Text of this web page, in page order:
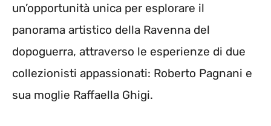
un’opportunità unica per esplorare il
panorama artistico della Ravenna del
dopoguerra, attraverso le esperienze di due
collezionisti appassionati: Roberto Pagnani e
sua moglie Raffaella Ghigi.